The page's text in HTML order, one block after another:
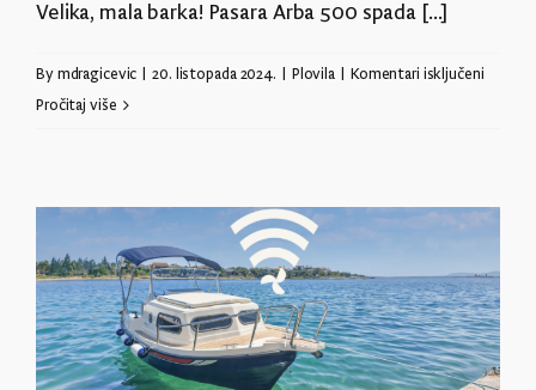
Velika, mala barka! Pasara Arba 500 spada [...]
By mdragicevic 20. listopada 2024. Plovila Komentari isključeniza
Pročitaj više